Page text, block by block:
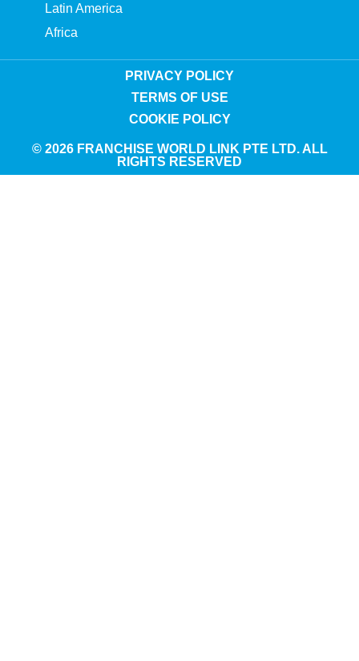
Latin America
Africa
© 2026 FRANCHISE WORLD LINK PTE LTD. ALL
RIGHTS RESERVED
PRIVACY POLICY
TERMS OF USE
COOKIE POLICY